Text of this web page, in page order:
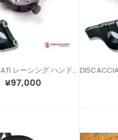
DISCACCIATI レーシング ハンドブレーキキット（ハンドブレーキ + ブラケット)
¥97,000